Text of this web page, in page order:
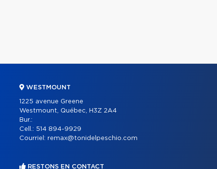
WESTMOUNT
1225 avenue Greene
Westmount, Québec, H3Z 2A4
Bur.:
Cell.: 514 894-9929
Courriel: remax@tonidelpeschio.com
RESTONS EN CONTACT